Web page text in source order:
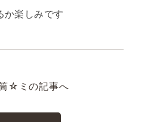
か楽しみです
☆ミの記事へ